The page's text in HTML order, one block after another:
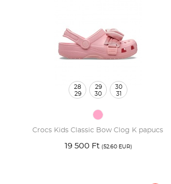
Crocs Kids Classic Bow Clog K papucs
19 500 Ft (52.60 EUR)
28
29
29
30
30
31